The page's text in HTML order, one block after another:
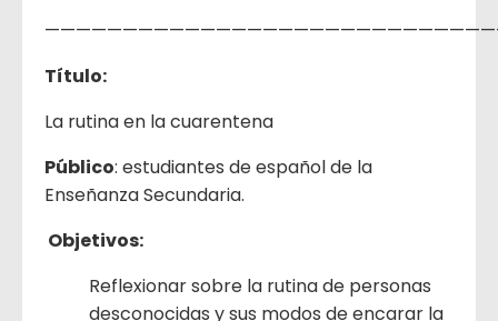
Título:
La rutina en la cuarentena
Público: estudiantes de español de la
Enseñanza Secundaria.
Objetivos:
Reflexionar sobre la rutina de personas
desconocidas y sus modos de encarar la